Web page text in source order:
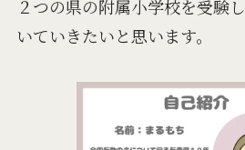
２つの県の附属小学校を受験
いていきたいと思います。